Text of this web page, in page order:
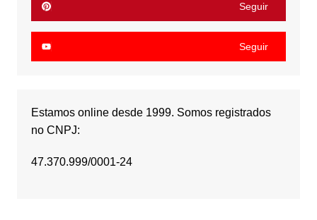
Seguir
Seguir
Estamos online desde 1999. Somos registrados
no CNPJ:
47.370.999/0001-24